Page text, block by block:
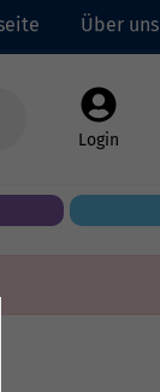
Über uns
Login